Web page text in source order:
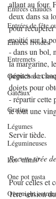
Entrées chaudes
Entrées de fête
Entrées froides
Entremets
Gaspachos et
Gâteaux
Gratins
Légumes
Légumineuses
Les "minis"
One pot pasta
Overnight
allant au four.
deux dans sa
pour
moitié sur la
- dans un bol,
la margarine,
pépites de
doigts pour
- répartir cette
le tout une
Servir tiède.
Recette tirée
Pour celles et
1ère version